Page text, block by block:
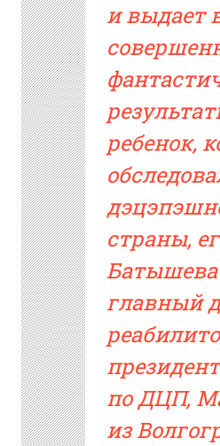
и выдает
ребенок,
страны,
Батышева
главный
по ДЦП,
из